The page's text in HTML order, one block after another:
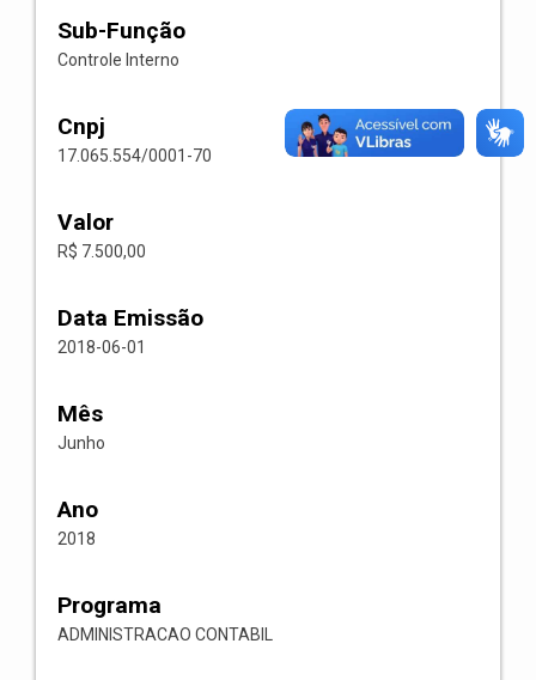
Sub-Função
Controle Interno
Cnpj
17.065.554/0001-70
Valor
R$ 7.500,00
Data Emissão
2018-06-01
Mês
Junho
Ano
2018
Programa
ADMINISTRACAO CONTABIL